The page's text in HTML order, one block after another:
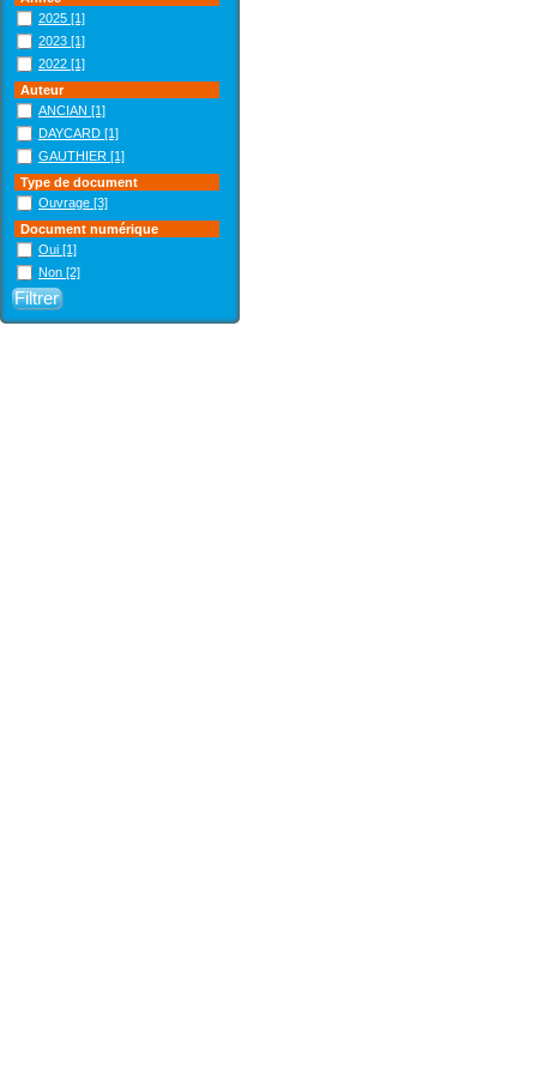
2025 [1]
2023 [1]
2022 [1]
Auteur
ANCIAN [1]
DAYCARD [1]
GAUTHIER [1]
Type de document
Ouvrage [3]
Document numérique
Oui [1]
Non [2]